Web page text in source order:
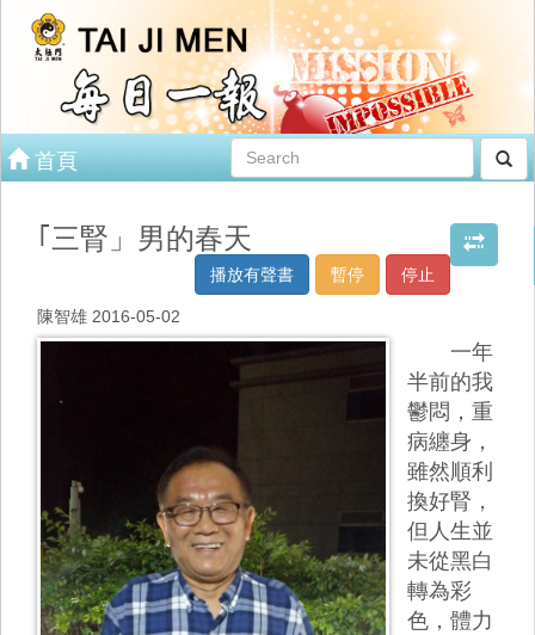
首頁
｢三腎」男的春天
停止
暫停
播放有聲書
陳智雄 2016-05-02
一年
半前的我
鬱悶，重
病纏身，
雖然順利
換好腎，
但人生並
未從黑白
轉為彩
色，體力